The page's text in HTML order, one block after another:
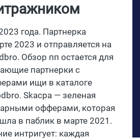
года. Партнерка
2023 и отправляется на
Обзор пп остается для
партнерки с
ищи в каталоге
Skacpa — зеленая
офферами, которая
в паблик в марте 2021.
интригует: каждая